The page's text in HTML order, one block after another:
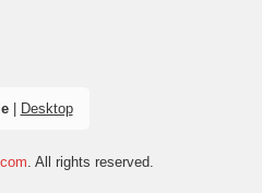
| Desktop
. All rights reserved.